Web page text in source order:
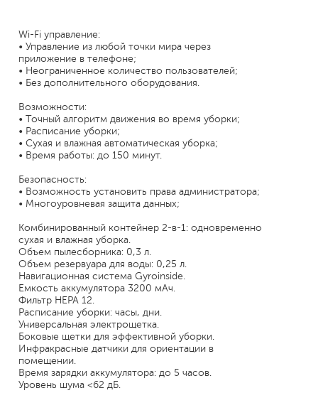
Wi-Fi управление:
• Управление из любой точки мира через
приложение в телефоне;
• Неограниченное количество пользователей;
• Без дополнительного оборудования.
Возможности:
• Точный алгоритм движения во время уборки;
• Расписание уборки;
• Сухая и влажная автоматическая уборка;
• Время работы: до 150 минут.
Безопасность:
• Возможность установить права администратора;
• Многоуровневая защита данных;
Комбинированный контейнер 2-в-1: одновременно
сухая и влажная уборка.
Объем пылесборника: 0,3 л.
Объем резервуара для воды: 0,25 л.
Навигационная система Gyroinside.
Емкость аккумулятора 3200 мАч.
Фильтр HEPA 12.
Расписание уборки: часы, дни.
Универсальная электрощетка.
Боковые щетки для эффективной уборки.
Инфракрасные датчики для ориентации в
помещении.
Время зарядки аккумулятора: до 5 часов.
Уровень шума <62 дБ.